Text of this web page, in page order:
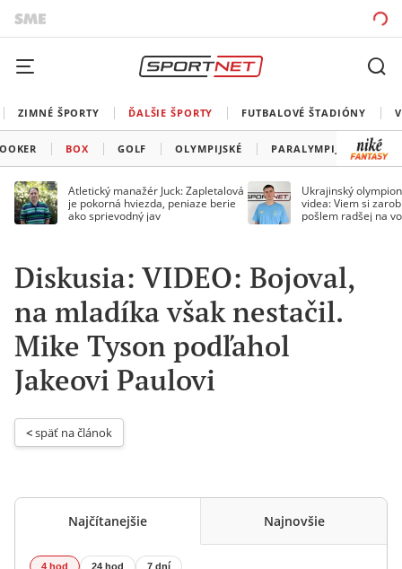
ZIMNÉ ŠPORTY ĎALŠIE ŠPORTY FUTBALOVÉ ŠTADIÓNY
BOX GOLF OLYMPIJSKÉ PARALYMPIJSKÉ
Atletický manažér Juck: Zapletalová
je pokorná hviezda, peniaze berie
ako sprievodný jav
Ukrajinský
videa: Viem si
pošlem radšej na
Diskusia: VIDEO: Bojoval,
na mladíka však nestačil.
Mike Tyson podľahol
Jakeovi Paulovi
< späť na článok
Najčítanejšie Najnovšie
4 hod 24 hod 7 dní